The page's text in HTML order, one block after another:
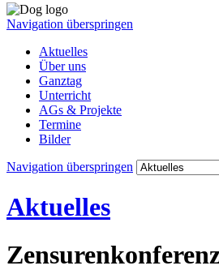
Navigation überspringen
Aktuelles
Über uns
Ganztag
Unterricht
AGs & Projekte
Termine
Bilder
Navigation überspringen
Aktuelles